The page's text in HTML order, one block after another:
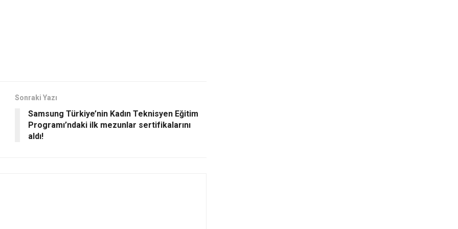
Sonraki Yazı
Samsung Türkiye’nin Kadın Teknisyen Eğitim
Programı’ndaki ilk mezunlar sertifikalarını
aldı!